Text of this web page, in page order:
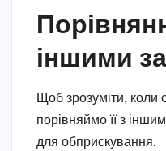
іншими
Щоб зрозуміти, коли
порівняймо її з
для обприскування.